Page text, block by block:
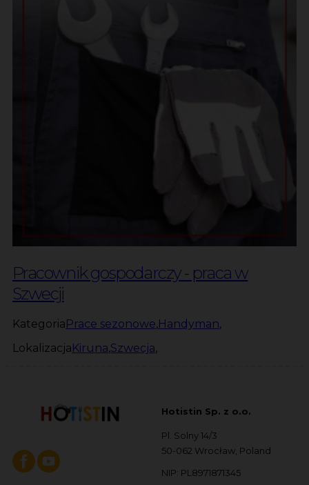
Pracownik gospodarczy - praca w
Szwecji
Kategoria Prace sezonowe,Handyman,
Lokalizacja Kiruna,Szwecja,
Hotistin Sp. z o.o.
Pl. Solny 14/3
50-062 Wrocław, Poland
NIP: PL8971871345